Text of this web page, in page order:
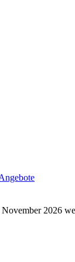
2026